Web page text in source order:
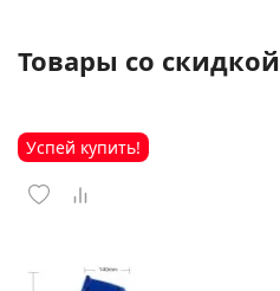
Товары со скидкой
Успей купить!